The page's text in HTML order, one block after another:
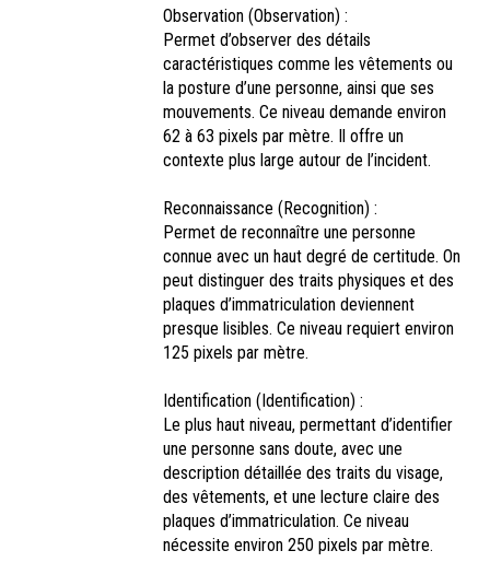
Observation (Observation) :
Permet d’observer des détails
caractéristiques comme les vêtements ou
la posture d’une personne, ainsi que ses
mouvements. Ce niveau demande environ
62 à 63 pixels par mètre. Il offre un
contexte plus large autour de l’incident.
Reconnaissance (Recognition) :
Permet de reconnaître une personne
connue avec un haut degré de certitude. On
peut distinguer des traits physiques et des
plaques d’immatriculation deviennent
presque lisibles. Ce niveau requiert environ
125 pixels par mètre.
Identification (Identification) :
Le plus haut niveau, permettant d’identifier
une personne sans doute, avec une
description détaillée des traits du visage,
des vêtements, et une lecture claire des
plaques d’immatriculation. Ce niveau
nécessite environ 250 pixels par mètre.